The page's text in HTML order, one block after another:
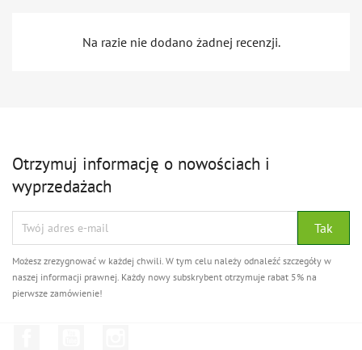
Na razie nie dodano żadnej recenzji.
Otrzymuj informację o nowościach i
wyprzedażach
Możesz zrezygnować w każdej chwili. W tym celu należy odnaleźć szczegóły w
naszej informacji prawnej. Każdy nowy subskrybent otrzymuje rabat 5% na
pierwsze zamówienie!